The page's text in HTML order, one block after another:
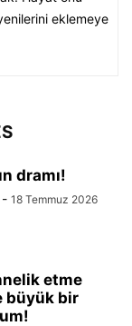
eklemeye
dramı!
- 18 Temmuz 2026
etme
büyük bir